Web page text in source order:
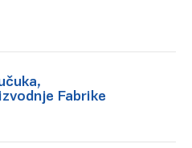
Fabrike